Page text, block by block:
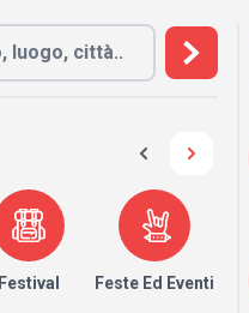
Festival Feste Ed Eventi